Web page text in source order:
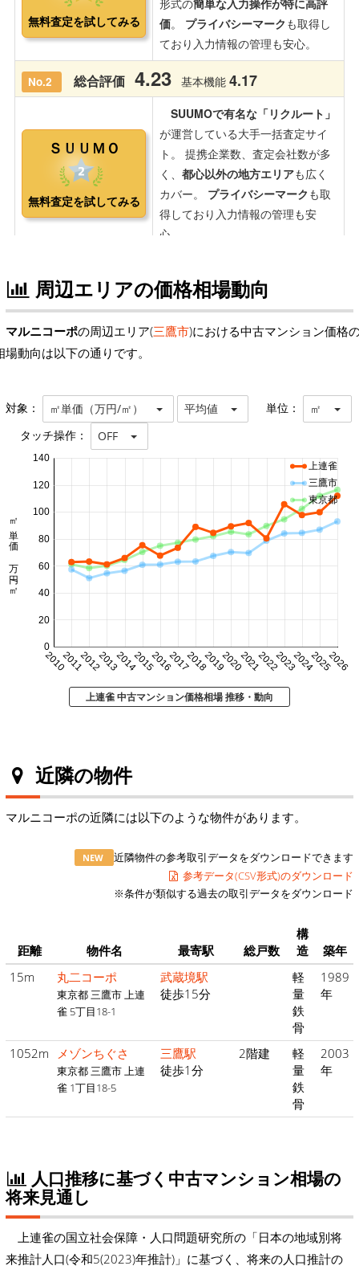
周辺エリアの価格相場動向
マルニコーポの周辺エリア(三鷹市)における中古マンション価格
場動向は以下の通りです。
対象： ㎡単価（万円/㎡） 平均値 単位： ㎡
タッチ操作： OFF
20102011201220132014201520162017201820192020202120222023202420252026
0
20
40
60
80
100
120
140
㎡単価 万円/㎡
上連雀
三鷹市
東京都
上連雀 中古マンション価格相場 推移・動向
近隣の物件
マルニコーポの近隣には以下のような物件があります。
NEW
近隣物件の参考取引データをダウンロードできます
参考データ(CSV形式)のダウンロード
※条件が類似する過去の取引データをダウンロード
距離 物件名 最寄駅 総戸数
構
造
築年
15m
丸二コーポ
東京都 三鷹市 上連
雀 5丁目18-1
武蔵境駅
徒歩15分
軽
量
鉄
骨
1989
年
1052m メゾンちぐさ
東京都 三鷹市 上連
雀 1丁目18-5
三鷹駅
徒歩1分
2階建
軽
量
鉄
骨
2003
年
人口推移に基づく中古マンション相場の
将来見通し
上連雀の国立社会保障・人口問題研究所の「日本の地域別将
来推計人口(令和5(2023)年推計)」に基づく、将来の人口推計の